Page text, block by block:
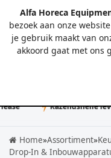
Alfa Horeca
bezoek aan onze
je gebruik maakt van
akkoord gaat met ons
Razendsnelle
Home»Assortiment»
Drop-In &